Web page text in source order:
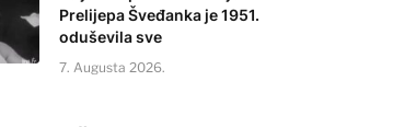
Prelijepa Šveđanka je 1951.
oduševila sve
7. Augusta 2026.